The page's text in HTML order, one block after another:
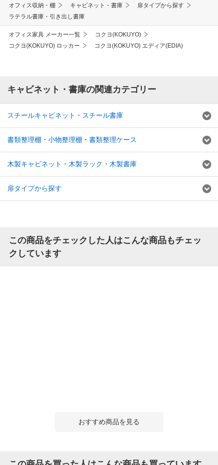
オフィス収納・棚 キャビネット・書庫
扉タイプから探す
ラテラル書庫・引き出し書庫
オフィス家具 メーカー一覧
コクヨ(KOKUYO)
コクヨ(KOKUYO) ロッカー
コクヨ(KOKUYO) エディア(EDIA)
キャビネット・書庫の関連カテゴリー
スチールキャビネット・スチール書庫
書類整理棚・小物整理棚・書類整理ケース
木製キャビネット・木製ラック・木製書庫
扉タイプから探す
この商品をチェックした人はこんな商品もチェッ
クしています
おすすめ商品を見る